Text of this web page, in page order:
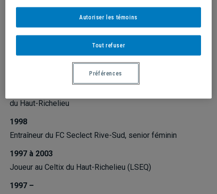
Région Laval de 2001 à 2004, région Lanaudière de 2002
à 2007
Entraîneur de l’équipe du Québec U15 masculin
du Haut-Richelieu
1998
Entraîneur du FC Seclect Rive-Sud, senior féminin
1997 à 2003
Joueur au Celtix du Haut-Richelieu (LSEQ)
1997 –
Tout refuser
Autoriser les témoins
Préférences